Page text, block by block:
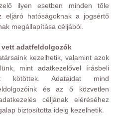
ilyen esetben minden tőle
eljáró hatóságoknak a jogsértő
megállapítása céljából.
vett adatfeldolgozók
kezelhetik, valamint azok
mint adatkezelővel írásbeli
kötöttek. Adataidat mind
és az ő közvetlen
céljának eléréséhez
biztosította ideig kezelhetik.